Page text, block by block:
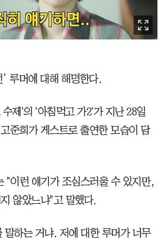
루머에 대해 해명한다.
제'의 '아침먹고 가2'가 지난 28일
준희가 게스트로 출연한 모습이 담
"이런 얘기가 조심스러울 수 있지만,
않았느냐"고 말했다.
말하는 거냐. 저에 대한 루머가 너무